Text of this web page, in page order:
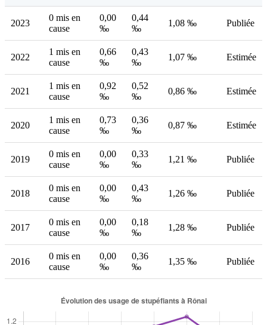
2023
0 mis en
cause
0,00
‰
0,44
‰
1,08 ‰ Publiée
2022
1 mis en
cause
0,66
‰
0,43
‰
1,07 ‰ Estimée
2021
1 mis en
cause
0,92
‰
0,52
‰
0,86 ‰ Estimée
2020
1 mis en
cause
0,73
‰
0,36
‰
0,87 ‰ Estimée
2019
0 mis en
cause
0,00
‰
0,33
‰
1,21 ‰ Publiée
2018
0 mis en
cause
0,00
‰
0,43
‰
1,26 ‰ Publiée
2017
0 mis en
cause
0,00
‰
0,18
‰
1,28 ‰ Publiée
2016
0 mis en
cause
0,00
‰
0,36
‰
1,35 ‰ Publiée